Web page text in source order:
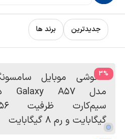
جدیدترین برند ها
%
3